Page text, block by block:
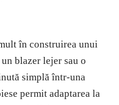
în construirea unui
blazer lejer sau o
simplă într-una
permit adaptarea la